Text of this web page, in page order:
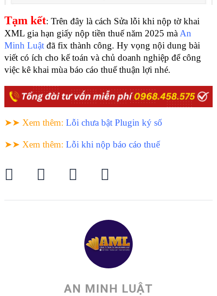
Tạm kết: Trên đây là cách Sửa lỗi khi nộp tờ khai
XML gia hạn giấy nộp tiền thuế năm 2025 mà An
Minh Luật đã fix thành công. Hy vọng nội dung bài
viết có ích cho kế toán và chủ doanh nghiệp để công
việc kê khai mùa báo cáo thuế thuận lợi nhé.
➤➤ Xem thêm: Lỗi chưa bật Plugin ký số
➤➤ Xem thêm: Lỗi khi nộp báo cáo thuế
AN MINH LUẬT